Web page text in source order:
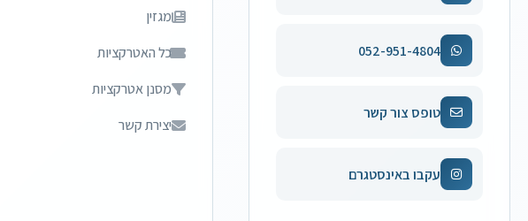
052-951-4804
טופס צור קשר
עקבו באינסטגרם
מגזין
כל האטרקציות
מסנן אטרקציות
יצירת קשר